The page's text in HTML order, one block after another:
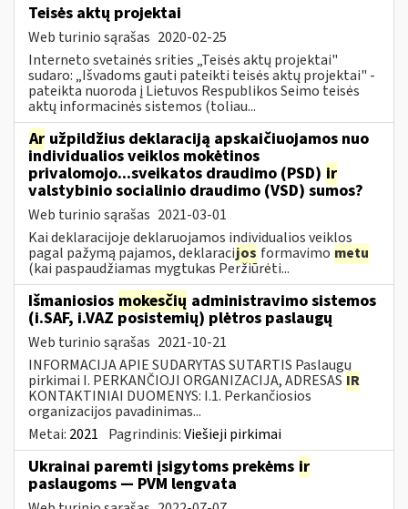
Teisės aktų projektai
Web turinio sąrašas 2020-02-25
Interneto svetainės srities „Teisės aktų projektai"
sudaro: „Išvadoms gauti pateikti teisės aktų projektai" -
pateikta nuoroda į Lietuvos Respublikos Seimo teisės
aktų informacinės sistemos (toliau...
Ar užpildžius deklaraciją apskaičiuojamos nuo
individualios veiklos mokėtinos
privalomojo...sveikatos draudimo (PSD) ir
valstybinio socialinio draudimo (VSD) sumos?
Web turinio sąrašas 2021-03-01
Kai deklaracijoje deklaruojamos individualios veiklos
pagal pažymą pajamos, deklaracijos formavimo metu
(kai paspaudžiamas mygtukas Peržiūrėti...
Išmaniosios mokesčių administravimo sistemos
(i.SAF, i.VAZ posistemių) plėtros paslaugų
Web turinio sąrašas 2021-10-21
INFORMACIJA APIE SUDARYTAS SUTARTIS Paslaugų
pirkimai I. PERKANČIOJI ORGANIZACIJA, ADRESAS IR
KONTAKTINIAI DUOMENYS: I.1. Perkančiosios
organizacijos pavadinimas...
Metai: 2021 Pagrindinis:Viešieji pirkimai
Ukrainai paremti įsigytoms prekėms ir
paslaugoms — PVM lengvata